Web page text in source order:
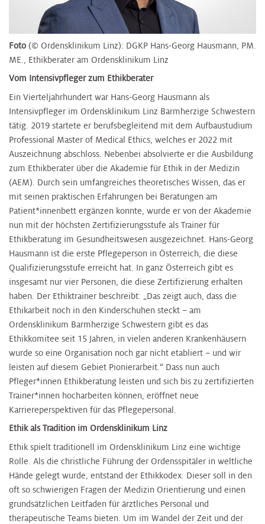
Foto (© Ordensklinikum Linz): DGKP Hans-Georg Hausmann, PM.
ME., Ethikberater am Ordensklinikum Linz
Vom Intensivpfleger zum Ethikberater
Ein Vierteljahrhundert war Hans-Georg Hausmann als
Intensivpfleger im Ordensklinikum Linz Barmherzige Schwestern
tätig. 2019 startete er berufsbegleitend mit dem Aufbaustudium
Professional Master of Medical Ethics, welches er 2022 mit
Auszeichnung abschloss. Nebenbei absolvierte er die Ausbildung
zum Ethikberater über die Akademie für Ethik in der Medizin
(AEM). Durch sein umfangreiches theoretisches Wissen, das er
mit seinen praktischen Erfahrungen bei Beratungen am
Patient*innenbett ergänzen konnte, wurde er von der Akademie
nun mit der höchsten Zertifizierungsstufe als Trainer für
Ethikberatung im Gesundheitswesen ausgezeichnet. Hans-Georg
Hausmann ist die erste Pflegeperson in Österreich, die diese
Qualifizierungsstufe erreicht hat. In ganz Österreich gibt es
insgesamt nur vier Personen, die diese Zertifizierung erhalten
haben. Der Ethiktrainer beschreibt: „Das zeigt auch, dass die
Ethikarbeit noch in den Kinderschuhen steckt – am
Ordensklinikum Barmherzige Schwestern gibt es das
Ethikkomitee seit 15 Jahren, in vielen anderen Krankenhäusern
wurde so eine Organisation noch gar nicht etabliert – und wir
leisten auf diesem Gebiet Pionierarbeit.“ Dass nun auch
Pfleger*innen Ethikberatung leisten und sich bis zu zertifizierten
Trainer*innen hocharbeiten können, eröffnet neue
Karriereperspektiven für das Pflegepersonal.
Ethik als Tradition im Ordensklinikum Linz
Ethik spielt traditionell im Ordensklinikum Linz eine wichtige
Rolle. Als die christliche Führung der Ordensspitäler in weltliche
Hände gelegt wurde, entstand der Ethikkodex. Dieser soll in den
oft so schwierigen Fragen der Medizin Orientierung und einen
grundsätzlichen Leitfaden für ärztliches Personal und
therapeutische Teams bieten. Um im Wandel der Zeit und der